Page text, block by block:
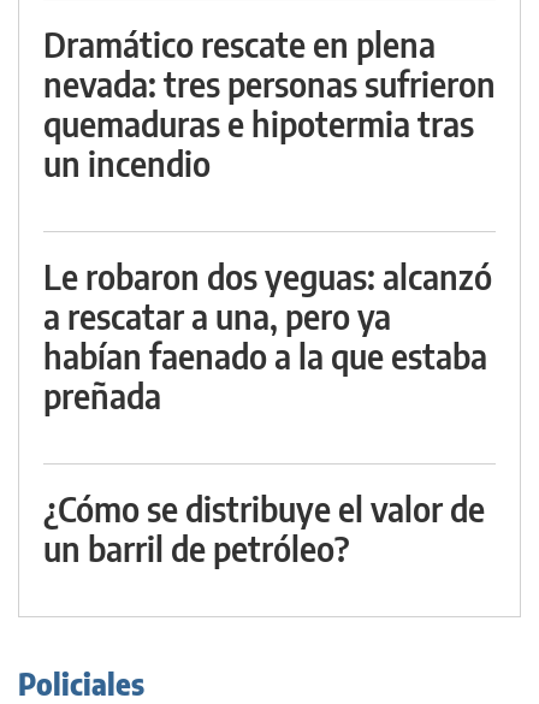
Dramático rescate en plena
nevada: tres personas sufrieron
quemaduras e hipotermia tras
un incendio
Le robaron dos yeguas: alcanzó
a rescatar a una, pero ya
habían faenado a la que estaba
preñada
¿Cómo se distribuye el valor de
un barril de petróleo?
Policiales